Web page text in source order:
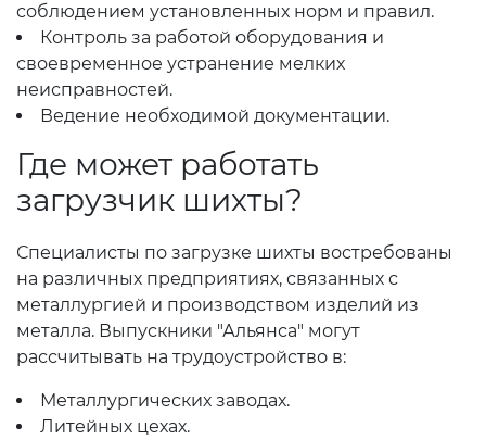
соблюдением установленных норм и правил.
Контроль за работой оборудования и
своевременное устранение мелких
неисправностей.
Ведение необходимой документации.
Где может работать
загрузчик шихты?
Специалисты по загрузке шихты востребованы
на различных предприятиях, связанных с
металлургией и производством изделий из
металла. Выпускники "Альянса" могут
рассчитывать на трудоустройство в:
Металлургических заводах.
Литейных цехах.